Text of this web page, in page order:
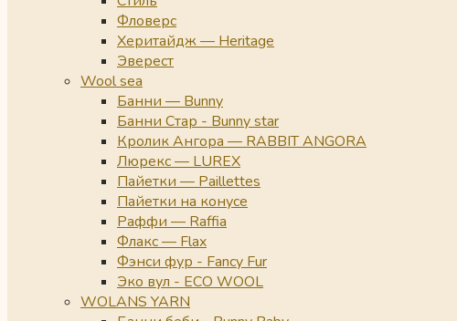
Фловерс
Херитайдж — Heritage
Эверест
Wool sea
Банни — Bunny
Банни Стар - Bunny star
Кролик Ангора — RABBIT ANGORA
Люрекс — LUREX
Пайетки — Paillettes
Пайетки на конусе
Раффи — Raffia
Флакс — Flax
Фэнси фур - Fancy Fur
Эко вул - ECO WOOL
WOLANS YARN